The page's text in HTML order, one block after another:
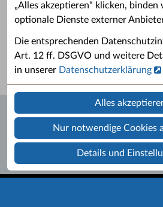
„Alles akzeptieren“ klicken, binden
optionale Dienste externer
Die entsprechenden
Art. 12 ff. DSGVO und weitere
in unserer Datenschutzerklärung
Alles
Nur notwendige Cookies
Details und
Grußwort des OB